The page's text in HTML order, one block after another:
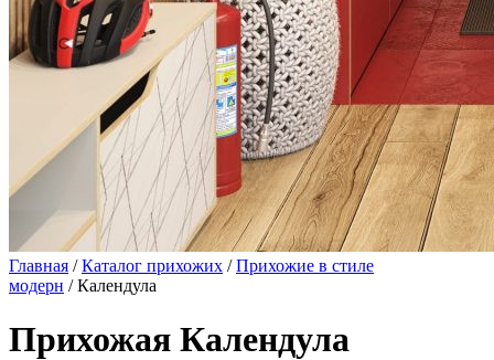
Главная /Каталог прихожих /Прихожие в стиле
модерн / Календула
Прихожая Календула